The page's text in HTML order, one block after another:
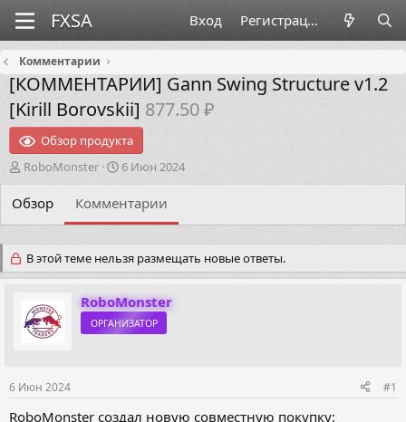
Вход Регистрация
Комментарии
[КОММЕНТАРИИ] Gann Swing Structure v1.2
[Kirill Borovskii] 877.50 ₽
Обзор продукта
А
т
е
м
RoboMonster
Д
т
ч
а
л
а
6 Июн 2024
Обзор Комментарии
В этой теме нельзя размещать новые ответы.
RoboMonster
ОРГАНИЗАТОР
6 Июн 2024 #1
RoboMonster создал новую совместную покупку: